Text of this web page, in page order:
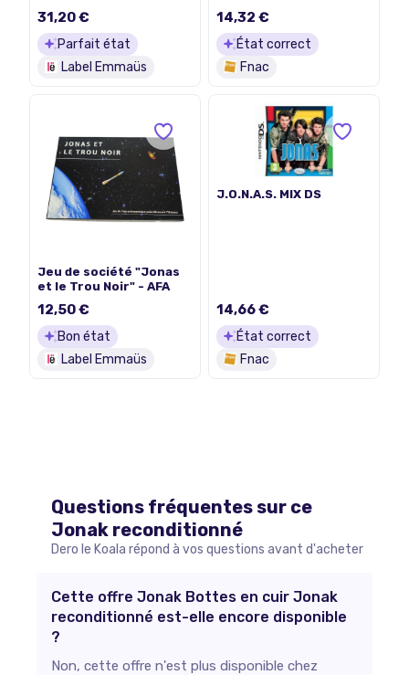
31,20 €
Parfait état
Label Emmaüs
14,32 €
État correct
Fnac
Jeu de société "Jonas
et le Trou Noir" - AFA
12,50 €
Bon état
Label Emmaüs
J.O.N.A.S. MIX DS
14,66 €
État correct
Fnac
Questions fréquentes sur ce
Jonak reconditionné
Dero le Koala répond à vos questions avant d'acheter
Cette offre Jonak Bottes en cuir Jonak
reconditionné est-elle encore disponible
?
Non, cette offre n'est plus disponible chez